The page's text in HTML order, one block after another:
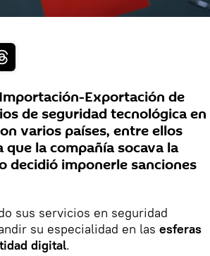
Exportación de
de seguridad tecnológica en
varios países, entre ellos
que la compañía socava la
decidió imponerle sanciones
sus servicios en seguridad
su especialidad en las esferas
digital.